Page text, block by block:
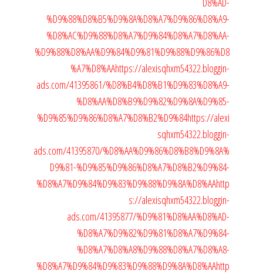
%D9%88%D8%B5%D9%8A%D8%A7%D9%86%D8%A9-
%D8%AC%D9%88%D8%A7%D9%84%D8%A7%D8%AA-
%D9%88%D8%AA%D9%84%D9%81%D9%88%D9%86%D8
%A7%D8%AAhttps://alexisqhxm54322.bloggin-
ads.com/41395861/%D8%B4%D8%B1%D9%83%D8%A9-
%D8%AA%D8%B9%D9%82%D9%8A%D9%85-
%D9%85%D9%86%D8%A7%D8%B2%D9%84https://alexi
sqhxm54322.bloggin-
ads.com/41395870/%D8%AA%D9%86%D8%B8%D9%8A%
D9%81-%D9%85%D9%86%D8%A7%D8%B2%D9%84-
%D8%A7%D9%84%D9%83%D9%88%D9%8A%D8%AAhttp
s://alexisqhxm54322.bloggin-
ads.com/41395877/%D9%81%D8%AA%D8%AD-
%D8%A7%D9%82%D9%81%D8%A7%D9%84-
%D8%A7%D8%A8%D9%88%D8%A7%D8%A8-
%D8%A7%D9%84%D9%83%D9%88%D9%8A%D8%AAhttp